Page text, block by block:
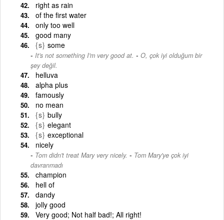
right as rain
of the first water
only too well
good many
{s} some
It's not something I'm very good at. - O, çok iyi olduğum bir
şey değil.
helluva
alpha plus
famously
no mean
{s} bully
{s} elegant
{s} exceptional
nicely
Tom didn't treat Mary very nicely. - Tom Mary'ye çok iyi
davranmadı
champion
hell of
dandy
jolly good
Very good; Not half bad!; All right!